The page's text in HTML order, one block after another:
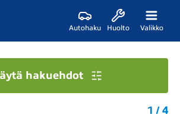
Autohaku Huolto Valikko
hakuehdot
1 / 4